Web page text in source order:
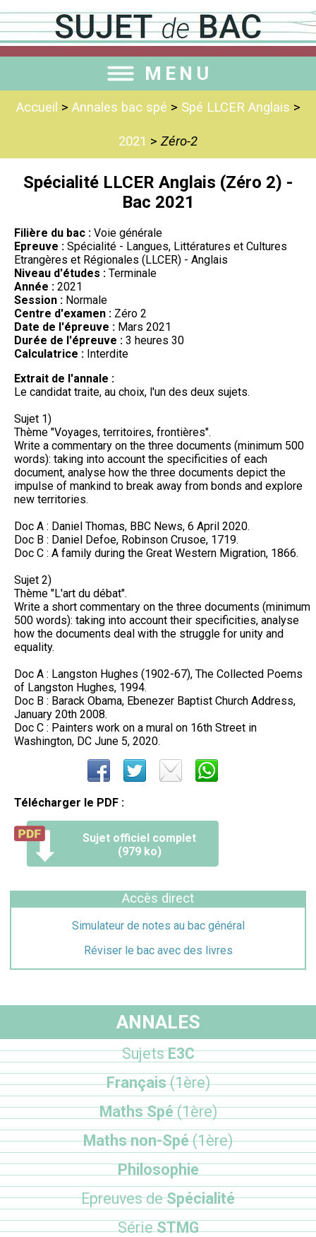
MENU
Accueil > Annales bac spé > Spé LLCER Anglais >
2021 > Zéro-2
Spécialité LLCER Anglais (Zéro 2) -
Bac 2021
Filière du bac : Voie générale
Epreuve : Spécialité - Langues, Littératures et Cultures
Etrangères et Régionales (LLCER) - Anglais
Niveau d'études : Terminale
Année : 2021
Session : Normale
Centre d'examen : Zéro 2
Date de l'épreuve : Mars 2021
Durée de l'épreuve : 3 heures 30
Calculatrice : Interdite
Extrait de l'annale :
Le candidat traite, au choix, l'un des deux sujets.
Sujet 1)
Thème "Voyages, territoires, frontières".
Write a commentary on the three documents (minimum 500
words): taking into account the specificities of each
document, analyse how the three documents depict the
impulse of mankind to break away from bonds and explore
new territories.
Doc A : Daniel Thomas, BBC News, 6 April 2020.
Doc B : Daniel Defoe, Robinson Crusoe, 1719.
Doc C : A family during the Great Western Migration, 1866.
Sujet 2)
Thème "L'art du débat".
Write a short commentary on the three documents (minimum
500 words): taking into account their specificities, analyse
how the documents deal with the struggle for unity and
equality.
Doc A : Langston Hughes (1902-67), The Collected Poems
of Langston Hughes, 1994.
Doc B : Barack Obama, Ebenezer Baptist Church Address,
January 20th 2008.
Doc C : Painters work on a mural on 16th Street in
Washington, DC June 5, 2020.
Télécharger le PDF :
Sujet officiel complet
(979 ko)
Accès direct
Simulateur de notes au bac général
Réviser le bac avec des livres
ANNALES
SujetsE3C
Français(1ère)
Maths Spé(1ère)
Maths non-Spé(1ère)
Philosophie
Epreuves deSpécialité
SérieSTMG